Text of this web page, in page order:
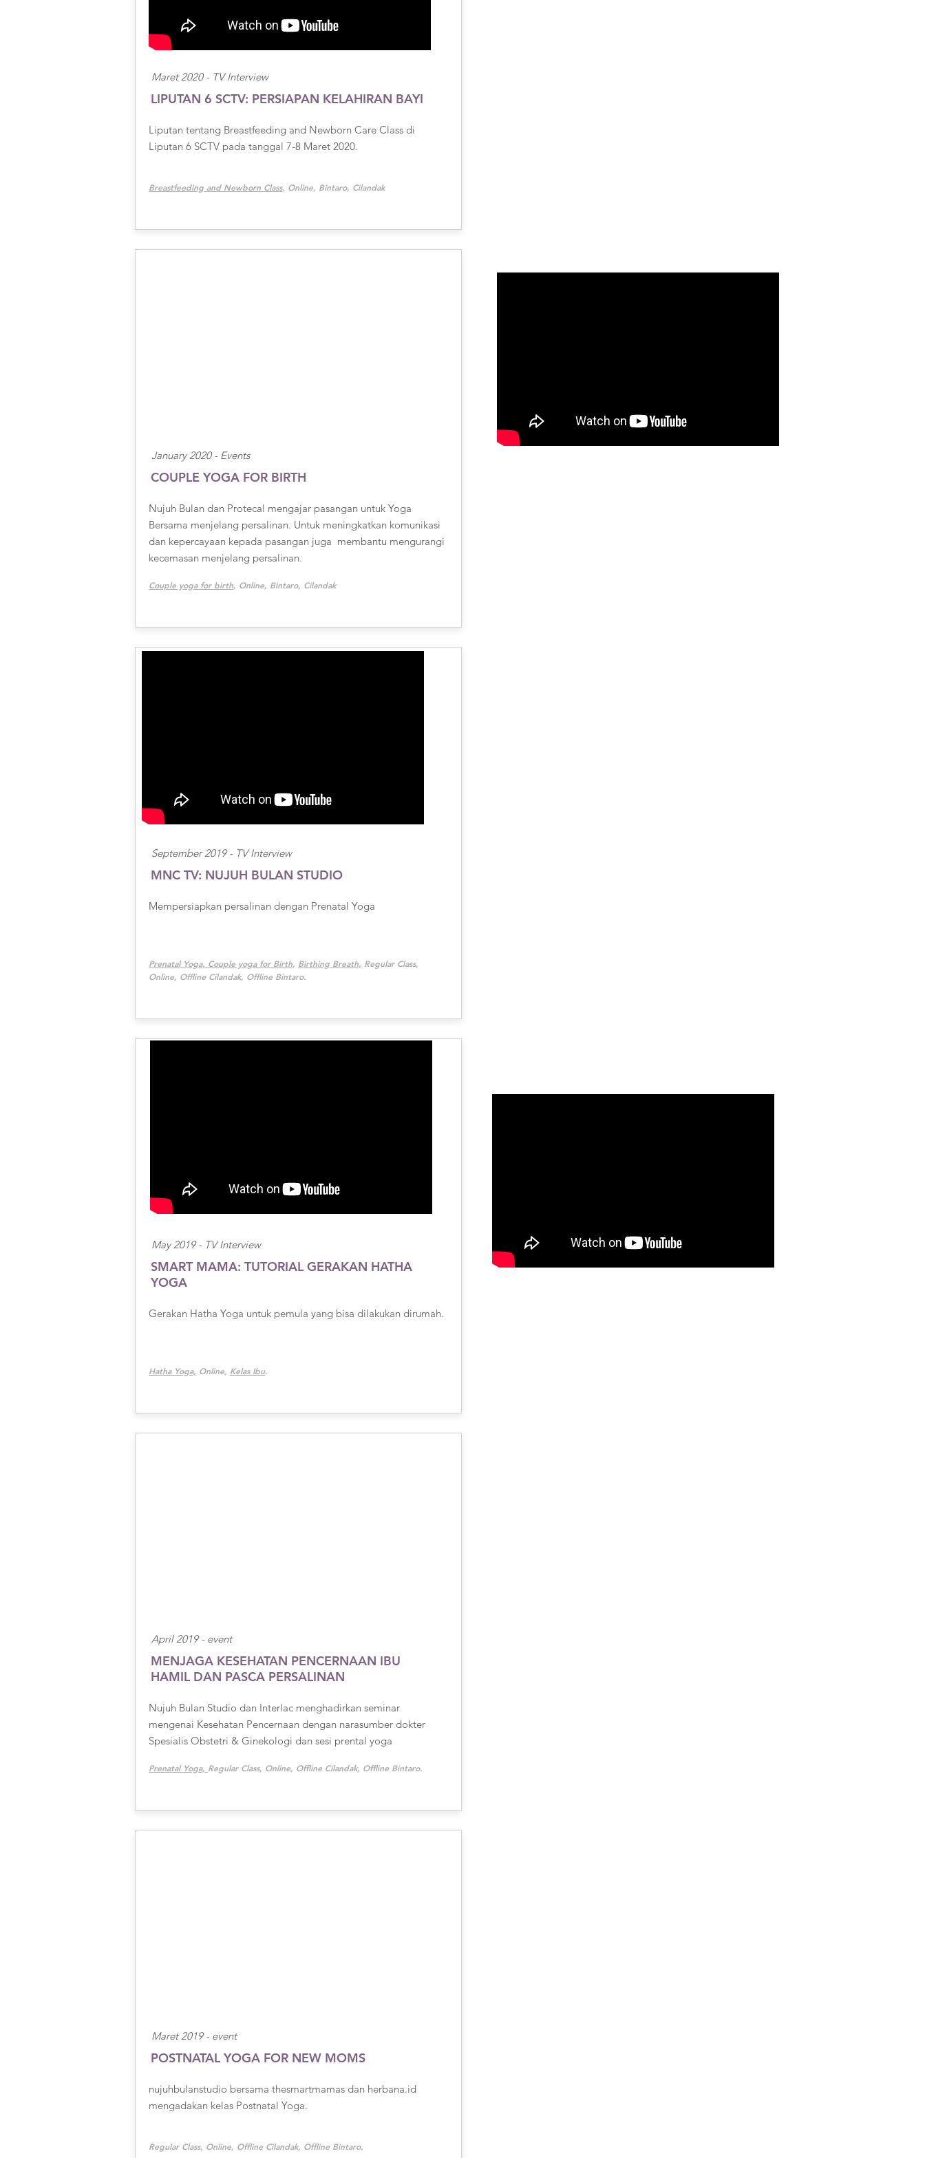
Maret 2020 - TV Interview
LIPUTAN 6 SCTV: PERSIAPAN KELAHIRAN BAYI
Liputan tentang Breastfeeding and Newborn Care Class di
Liputan 6 SCTV pada tanggal 7-8 Maret 2020.
Breastfeeding and Newborn Class, Online, Bintaro, Cilandak
January 2020 - Events
COUPLE YOGA FOR BIRTH
Nujuh Bulan dan Protecal mengajar pasangan untuk Yoga
Bersama menjelang persalinan. Untuk meningkatkan komunikasi
dan kepercayaan kepada pasangan juga membantu mengurangi
kecemasan menjelang persalinan.
Couple yoga for birth, Online, Bintaro, Cilandak
September 2019 - TV Interview
MNC TV: NUJUH BULAN STUDIO
Mempersiapkan persalinan dengan Prenatal Yoga
Prenatal Yoga, Couple yoga for Birth, Birthing Breath, Regular Class,
Online, Offline Cilandak, Offline Bintaro.
May 2019 - TV Interview
SMART MAMA: TUTORIAL GERAKAN HATHA
YOGA
Gerakan Hatha Yoga untuk pemula yang bisa dilakukan dirumah.
Hatha Yoga, Online, Kelas Ibu.
April 2019 - event
MENJAGA KESEHATAN PENCERNAAN IBU
HAMIL DAN PASCA PERSALINAN
Nujuh Bulan Studio dan Interlac menghadirkan seminar
mengenai Kesehatan Pencernaan dengan narasumber dokter
Spesialis Obstetri & Ginekologi dan sesi prental yoga
Prenatal Yoga, Regular Class, Online, Offline Cilandak, Offline Bintaro.
Maret 2019 - event
POSTNATAL YOGA FOR NEW MOMS
nujuhbulanstudio bersama thesmartmamas dan herbana.id
mengadakan kelas Postnatal Yoga.
Regular Class, Online, Offline Cilandak, Offline Bintaro.